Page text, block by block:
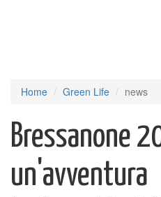
Home Green Life news
Bressanone
un'avventura